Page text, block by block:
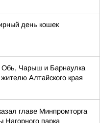
день кошек
Обь, Чарыш и Барнаулка
Алтайского края
главе Минпромторга
Нагорного парка